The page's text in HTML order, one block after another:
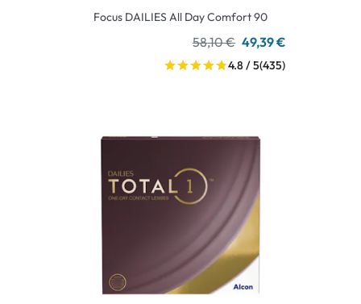
Focus DAILIES All Day Comfort 90
58,10 € 49,39 €
4.8 / 5(435)